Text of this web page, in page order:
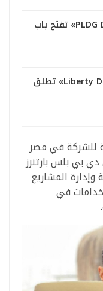
شركة «PLDG Development» تفتح باب
شركة «Liberty Developments» تطلق
للشركة في مصر
بي بلس بارتنرز
المشاريع
في